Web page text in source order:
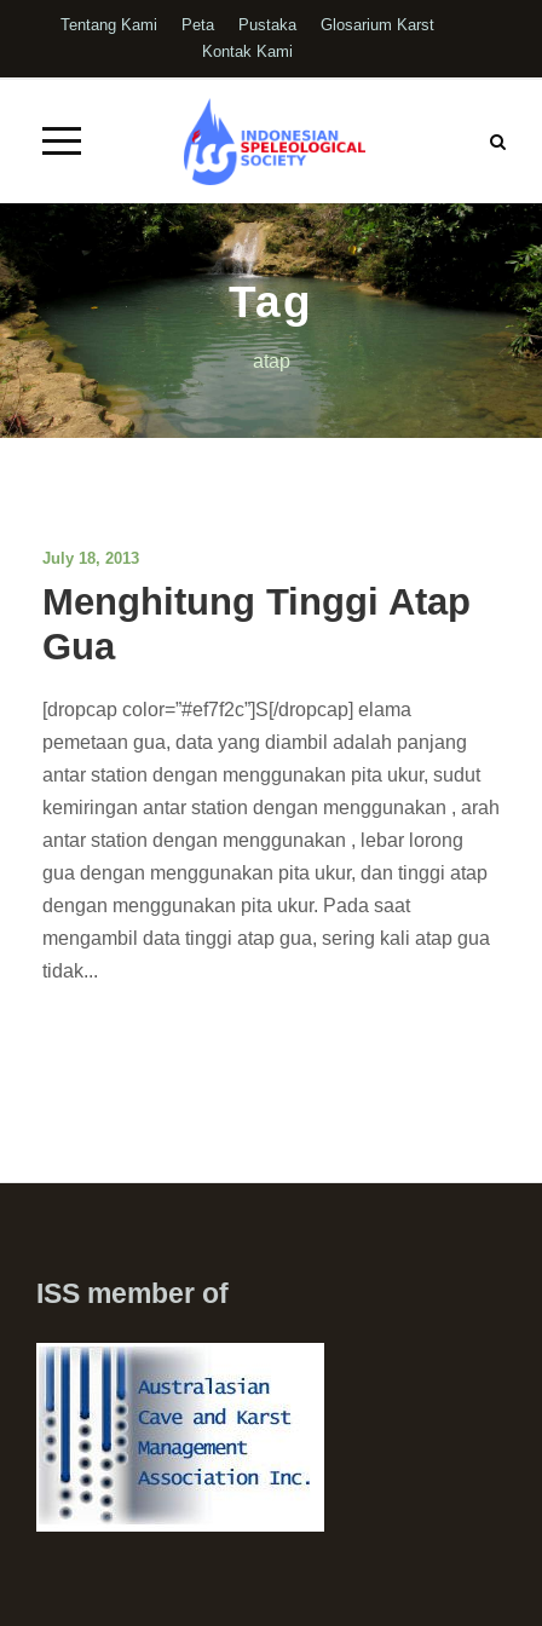
Tentang Kami Peta Pustaka
Glosarium Karst
Kontak Kami
Tag
atap
July 18, 2013
Menghitung Tinggi Atap
Gua
[dropcap color=”#ef7f2c”]S[/dropcap] elama
pemetaan gua, data yang diambil adalah panjang
antar station dengan menggunakan pita ukur, sudut
kemiringan antar station dengan menggunakan , arah
antar station dengan menggunakan , lebar lorong
gua dengan menggunakan pita ukur, dan tinggi atap
dengan menggunakan pita ukur. Pada saat
mengambil data tinggi atap gua, sering kali atap gua
tidak...
ISS member of